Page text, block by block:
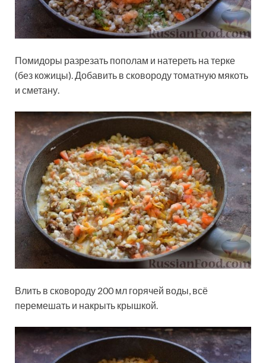
Помидоры разрезать пополам и натереть на терке
(без кожицы). Добавить в сковороду томатную мякоть
и сметану.
Влить в сковороду 200 мл горячей воды, всё
перемешать и накрыть крышкой.